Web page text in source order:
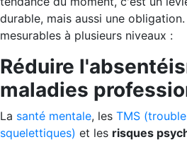
durable, mais aussi une
mesurables à plusieurs niveaux :
Réduire
maladies
La santé mentale, les TMS
squelettiques) et les risques